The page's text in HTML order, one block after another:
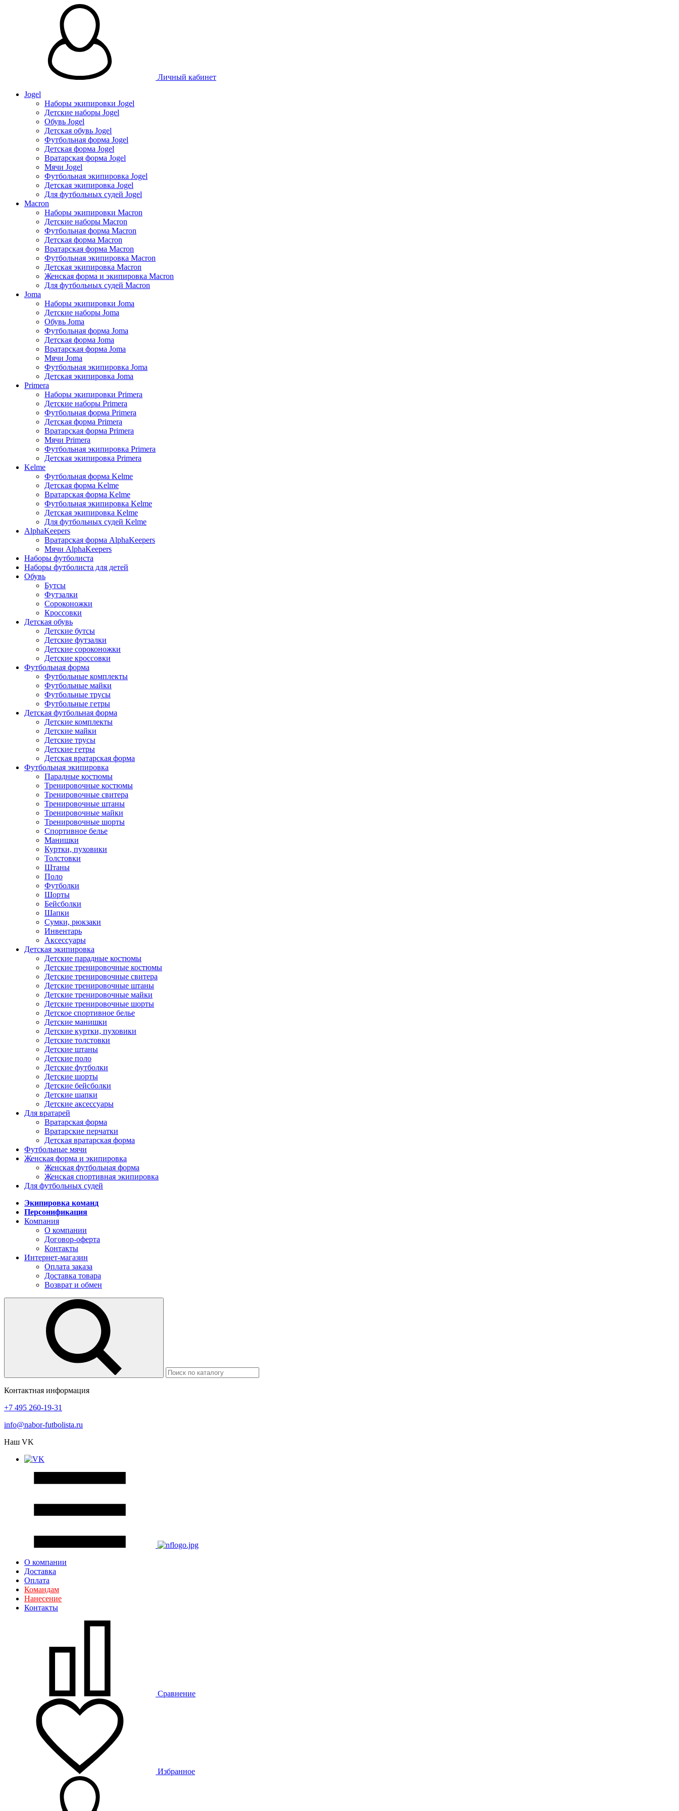
Личный кабинет
Jogel
Наборы экипировки Jogel
Детские наборы Jogel
Обувь Jogel
Детская обувь Jogel
Футбольная форма Jogel
Детская форма Jogel
Вратарская форма Jogel
Мячи Jogel
Футбольная экипировка Jogel
Детская экипировка Jogel
Для футбольных судей Jogel
Macron
Наборы экипировки Macron
Детские наборы Macron
Футбольная форма Macron
Детская форма Macron
Вратарская форма Macron
Футбольная экипировка Macron
Детская экипировка Macron
Женская форма и экипировка Macron
Для футбольных судей Macron
Joma
Наборы экипировки Joma
Детские наборы Joma
Обувь Joma
Футбольная форма Joma
Детская форма Joma
Вратарская форма Joma
Мячи Joma
Футбольная экипировка Joma
Детская экипировка Joma
Primera
Наборы экипировки Primera
Детские наборы Primera
Футбольная форма Primera
Детская форма Primera
Вратарская форма Primera
Мячи Primera
Футбольная экипировка Primera
Детская экипировка Primera
Kelme
Футбольная форма Kelme
Детская форма Kelme
Вратарская форма Kelme
Футбольная экипировка Kelme
Детская экипировка Kelme
Для футбольных судей Kelme
AlphaKeepers
Вратарская форма AlphaKeepers
Мячи AlphaKeepers
Наборы футболиста
Наборы футболиста для детей
Обувь
Бутсы
Футзалки
Сороконожки
Кроссовки
Детская обувь
Детские бутсы
Детские футзалки
Детские сороконожки
Детские кроссовки
Футбольная форма
Футбольные комплекты
Футбольные майки
Футбольные трусы
Футбольные гетры
Детская футбольная форма
Детские комплекты
Детские майки
Детские трусы
Детские гетры
Детская вратарская форма
Футбольная экипировка
Парадные костюмы
Тренировочные костюмы
Тренировочные свитера
Тренировочные штаны
Тренировочные майки
Тренировочные шорты
Спортивное белье
Манишки
Куртки, пуховики
Толстовки
Штаны
Поло
Футболки
Шорты
Бейсболки
Шапки
Сумки, рюкзаки
Инвентарь
Аксессуары
Детская экипировка
Детские парадные костюмы
Детские тренировочные костюмы
Детские тренировочные свитера
Детские тренировочные штаны
Детские тренировочные майки
Детские тренировочные шорты
Детское спортивное белье
Детские манишки
Детские куртки, пуховики
Детские толстовки
Детские штаны
Детские поло
Детские футболки
Детские шорты
Детские бейсболки
Детские шапки
Детские аксессуары
Для вратарей
Вратарская форма
Вратарские перчатки
Детская вратарская форма
Футбольные мячи
Женская форма и экипировка
Женская футбольная форма
Женская спортивная экипировка
Для футбольных судей
Экипировка команд
Персонификация
Компания
О компании
Договор-оферта
Контакты
Интернет-магазин
Оплата заказа
Доставка товара
Возврат и обмен
Контактная информация
+7 495 260-19-31
info@nabor-futbolista.ru
Наш VK
О компании
Доставка
Оплата
Командам
Нанесение
Контакты
Сравнение
Избранное